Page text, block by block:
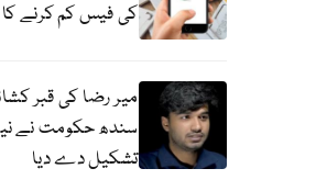
کی فیس کم کرنے
میر رضا کی قبر
سندھ حکومت نے
تشکیل دے دیا